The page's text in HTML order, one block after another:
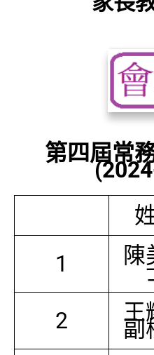
第四屆常
1
陳
2 王
副